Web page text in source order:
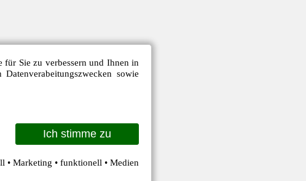
für Sie zu verbessern und Ihnen in
sowie
Ich stimme zu
• Marketing • funktionell • Medien